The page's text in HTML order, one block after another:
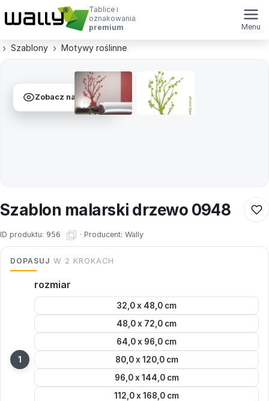
Tablice i
oznakowania
premium
Menu
Szablony Motywy roślinne
Zobacz na ścianie
Szablon malarski drzewo 0948
ID produktu: 956 · Producent: Wally
DOPASUJ W 2 KROKACH
rozmiar
32,0 x 48,0 cm
48,0 x 72,0 cm
64,0 x 96,0 cm
80,0 x 120,0 cm
96,0 x 144,0 cm
112,0 x 168,0 cm